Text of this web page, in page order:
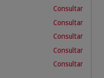
Consultar
Consultar
Consultar
Consultar
Consultar